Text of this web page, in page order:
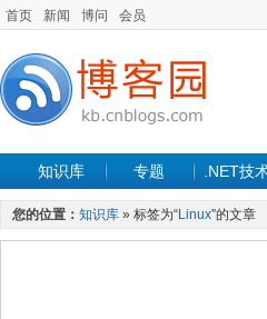
首页 新闻 博问 会员
知识库 专题 .NET技
您的位置： 知识库 » 标签为“Linux”的文章